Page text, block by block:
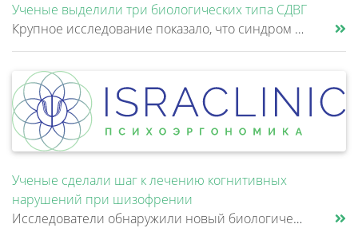
Ученые выделили три биологических типа СДВГ
Крупное исследование показало, что синдром дефицита внимания и гиперактивности (СДВГ) может включать не два, а три биоло......
Ученые сделали шаг к лечению когнитивных
нарушений при шизофрении
Исследователи обнаружили новый биологический механизм, который может быть связан с нарушением памяти и внимания при шизо......